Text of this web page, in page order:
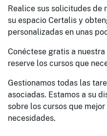
Realice sus solicitudes de
su espacio Certalis y
personalizadas en unas
Conéctese gratis a
reserve los cursos que
Gestionamos todas las
asociadas. Estamos a su
sobre los cursos que
necesidades.